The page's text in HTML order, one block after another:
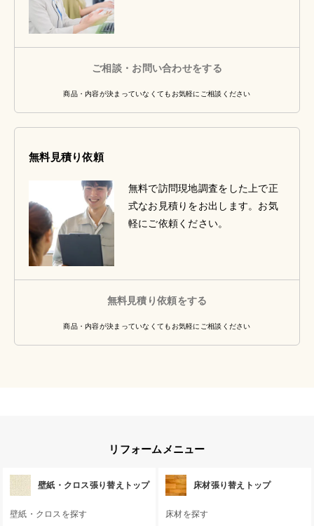
ご相談・お問い合わせをする
商品・内容が決まっていなくてもお気軽にご相談ください
無料見積り依頼
無料で訪問現地調査をした上で正
式なお見積りをお出します。お気
軽にご依頼ください。
無料見積り依頼をする
商品・内容が決まっていなくてもお気軽にご相談ください
リフォームメニュー
壁紙・クロス張り替えトップ
壁紙・クロスを探す
床材張り替えトップ
床材を探す